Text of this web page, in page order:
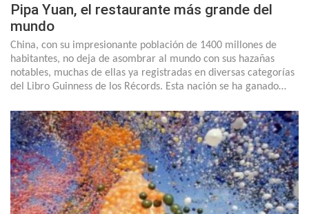
Pipa Yuan, el restaurante más grande del
mundo
China, con su impresionante población de 1400 millones de
habitantes, no deja de asombrar al mundo con sus hazañas
notables, muchas de ellas ya registradas en diversas categorías
del Libro Guinness de los Récords. Esta nación se ha ganado…